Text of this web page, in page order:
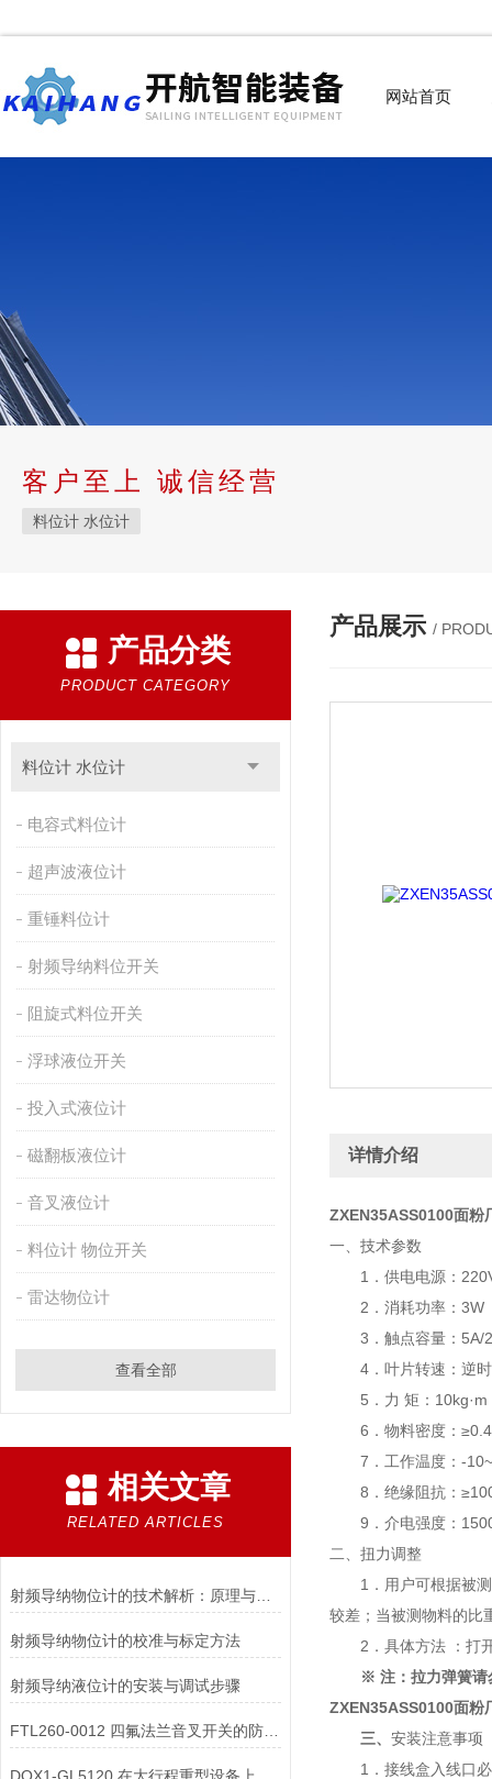
网站首页
客户至上 诚信经营
料位计 水位计
产品分类
PRODUCT CATEGORY
料位计 水位计
电容式料位计
超声波液位计
重锤料位计
射频导纳料位开关
阻旋式料位开关
浮球液位开关
投入式液位计
磁翻板液位计
音叉液位计
料位计 物位开关
雷达物位计
查看全部
相关文章
RELATED ARTICLES
射频导纳物位计的技术解析：原理与应用
射频导纳物位计的校准与标定方法
射频导纳液位计的安装与调试步骤
FTL260-0012 四氟法兰音叉开关的防涡流配件有何作用？
产品展示 /
详情介绍
ZXEN35ASS0100面粉
一、技术参数
1．供电电源：
2．消耗功率：3W
3．触点容量：5A/
4．叶片转速：逆时
5．力 矩：10kg·m
6．物料密度：≥0.4
7．工作温度：-
8．绝缘阻抗：
9．介电强度：
二、扭力调整
1．用户可根据被测
较差；当被测物料的比
2．具体方法 ：打开
※ 注：拉力弹簧请
ZXEN35ASS0100面粉
三、 安装注意事项
1．接线盒入线口必